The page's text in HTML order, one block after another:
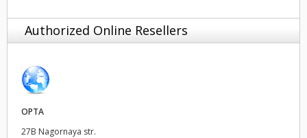
Finland
Authorized Online Resellers
OPTA
27B Nagornaya str.